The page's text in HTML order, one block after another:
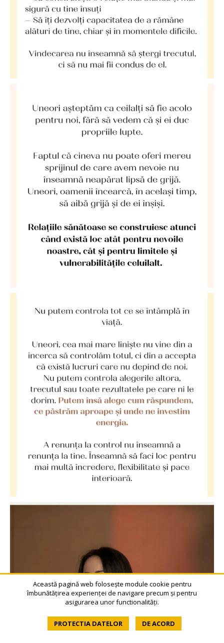
Această pagină web folosește module cookie pentru
îmbunătățirea experienței de navigare precum și pentru
asigurarea unor functionalități.
PROTECTIA DATELOR DE ACORD